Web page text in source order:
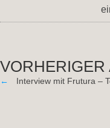
VORHERIGER
← Interview mit Frutura –